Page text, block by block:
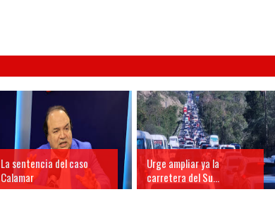
La sentencia del caso
Calamar
Urge ampliar ya la
carretera del Su...